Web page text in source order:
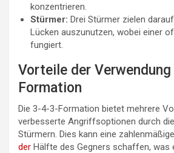
konzentrieren.
Stürmer: Drei Stürmer zielen
Lücken auszunutzen, wobei einer
fungiert.
Vorteile der
Formation
Die 3-4-3-Formation bietet mehrere
verbesserte Angriffsoptionen durch
Stürmern. Dies kann eine
der Hälfte des Gegners schaffen, was